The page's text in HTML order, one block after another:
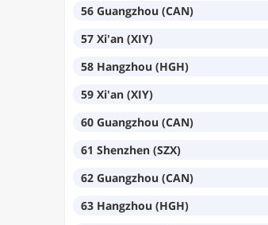
56 Guangzhou (CAN)
57 Xi'an (XIY)
58 Hangzhou (HGH)
59 Xi'an (XIY)
60 Guangzhou (CAN)
61 Shenzhen (SZX)
62 Guangzhou (CAN)
63 Hangzhou (HGH)